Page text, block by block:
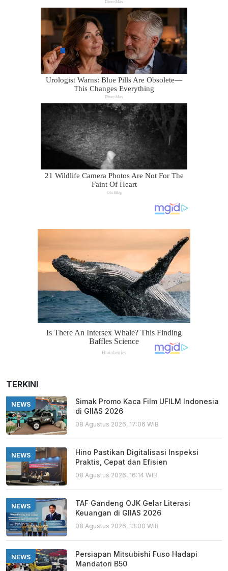
TERKINI
NEWS
Simak Promo Kaca Film UFILM Indonesia
di GIIAS 2026
08 Agustus 2026, 17:06 WIB
NEWS
Hino Pastikan Digitalisasi Inspeksi
Praktis, Cepat dan Efisien
08 Agustus 2026, 16:14 WIB
NEWS
TAF Gandeng OJK Gelar Literasi
Keuangan di GIIAS 2026
08 Agustus 2026, 13:00 WIB
NEWS
Persiapan Mitsubishi Fuso Hadapi
Mandatori B50